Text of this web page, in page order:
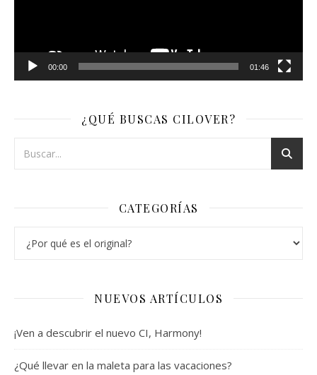
00:00 01:46
¿QUÉ BUSCAS CILOVER?
CATEGORÍAS
NUEVOS ARTÍCULOS
¡Ven a descubrir el nuevo CI, Harmony!
¿Qué llevar en la maleta para las vacaciones?